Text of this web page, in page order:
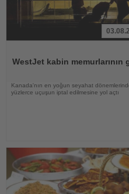
WestJet kabin
Kanada'nın en yoğun seyahat
yüzlerce uçuşun iptal edilmesine yol açtı